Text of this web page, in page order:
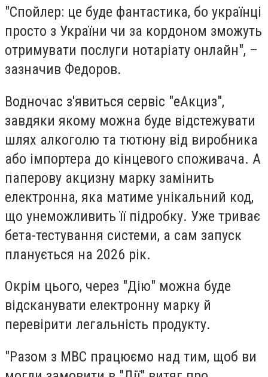
"Спойлер: це буде фантастика, бо українці
просто з України чи за кордоном зможуть
отримувати послуги нотаріату онлайн", –
зазначив Федоров.
Водночас з'явиться сервіс "еАкциз",
завдяки якому можна буде відстежувати
шлях алкоголю та тютюну від виробника
або імпортера до кінцевого споживача. А
паперову акцизну марку замінить
електронна, яка матиме унікальний код,
що унеможливить її підробку. Уже триває
бета-тестування системи, а сам запуск
планується на 2026 рік.
Окрім цього, через "Дію" можна буде
відсканувати електронну марку й
перевірити легальність продукту.
"Разом з МВС працюємо над тим, щоб ви